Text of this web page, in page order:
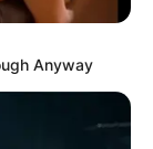
Anyway